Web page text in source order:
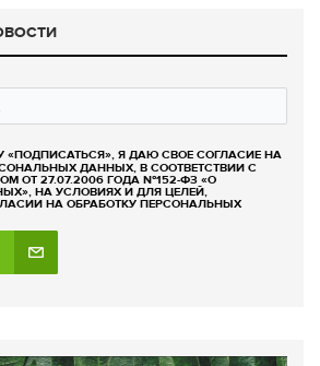
Я ДАЮ СВОЕ СОГЛАСИЕ НА
ДАННЫХ, В СООТВЕТСТВИИ С
ОТ 27.07.2006 ГОДА №152-ФЗ «О
НА УСЛОВИЯХ И ДЛЯ ЦЕЛЕЙ,
НА ОБРАБОТКУ ПЕРСОНАЛЬНЫХ